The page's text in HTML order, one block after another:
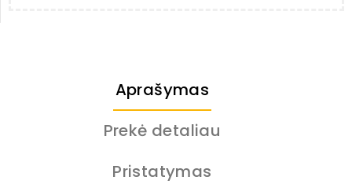
Aprašymas
Prekė detaliau
Pristatymas